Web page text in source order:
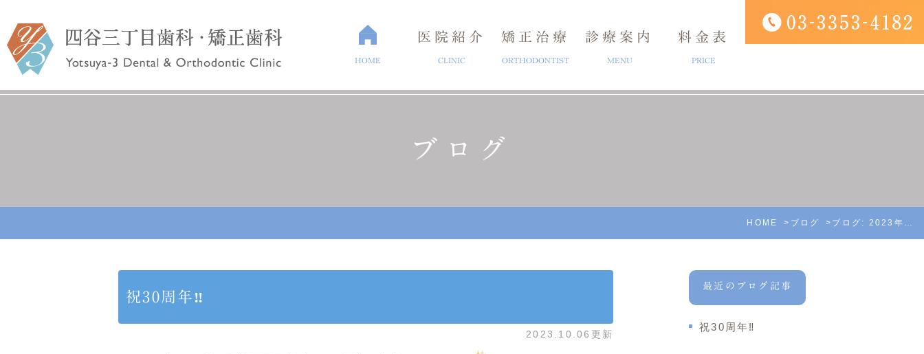
HOME
医院紹介
CLINIC
矯正治療
ORTHODONTIST
診療案内
MENU
料金表
PRICE
ブログ
HOME ブログ ブログ: 2023年10月
祝30周年‼️
2023.10.06更新
最近のブログ記事
祝30周年‼️